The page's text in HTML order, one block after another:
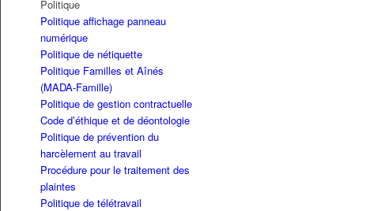
Politique
Politique affichage panneau
numérique
Politique de nétiquette
Politique Familles et Aînés
(MADA-Famille)
Politique de gestion contractuelle
Code d’éthique et de déontologie
Politique de prévention du
harcèlement au travail
Procédure pour le traitement des
plaintes
Politique de télétravail